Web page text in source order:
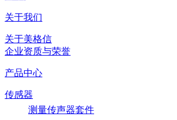
关于我们
关于美格信
企业资质与荣誉
产品中心
传感器
测量传声器套件